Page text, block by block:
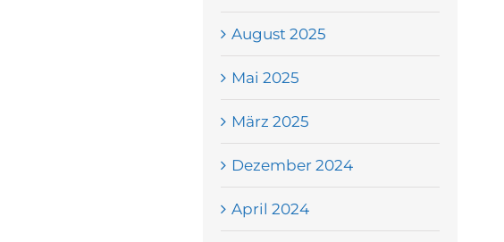
August 2025
Mai 2025
März 2025
Dezember 2024
April 2024